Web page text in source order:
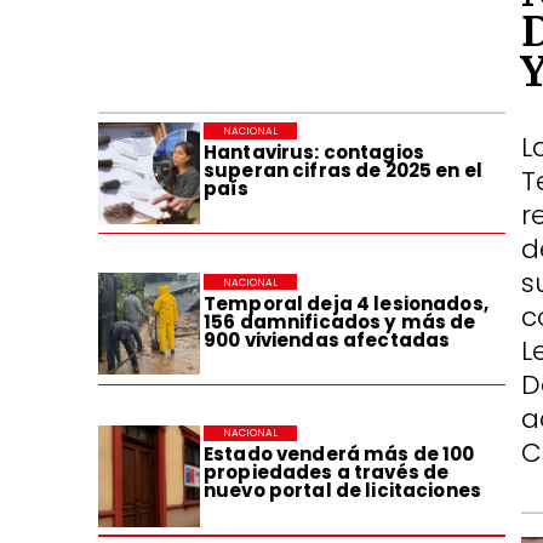
Hantavirus: contagios
superan cifras de 2025 en el
país
NACIONAL
Temporal deja 4 lesionados,
156 damnificados y más de
900 viviendas afectadas
NACIONAL
Estado venderá más de 100
propiedades a través de
nuevo portal de licitaciones
NACIONAL